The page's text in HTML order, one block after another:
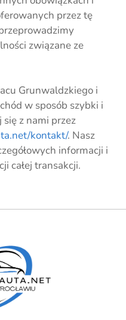
przez tę
związane ze
Grunwaldzkiego i
w sposób szybki i
z nami przez
kontakt/. Nasz
informacji i
całej transakcji.